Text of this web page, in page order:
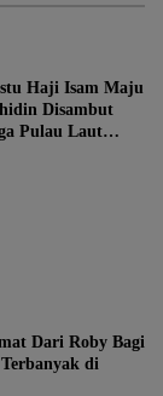
Haji Isam Maju
Disambut
Pulau Laut
Dari Roby Bagi
di